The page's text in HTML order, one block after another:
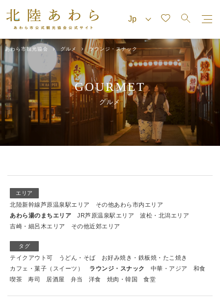
あわら市観光協会 グルメ ラウンジ・スナック
GOURMET
グルメ
エリア
北陸新幹線芦原温泉駅エリア
その他あわら市内エリア
あわら湯のまちエリア
JR芦原温泉駅エリア
波松・北潟エリア
吉崎・細呂木エリア
その他近郊エリア
タグ
テイクアウト可 うどん・そば
お好み焼き・鉄板焼・たこ焼き
カフェ・菓子（スイーツ）
ラウンジ・スナック 中華・アジア
和食
喫茶
寿司 居酒屋 弁当 洋食 焼肉・韓国 食堂